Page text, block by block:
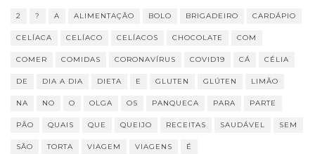
2 ? A ALIMENTAÇÃO BOLO BRIGADEIRO CARDÁPIO
CELÍACA CELÍACO CELÍACOS CHOCOLATE COM
COMER COMIDAS CORONAVÍRUS COVID19 CÁ CÉLIA
DE DIA A DIA DIETA E GLUTEN GLÚTEN LIMÃO
NA NO O OLGA OS PANQUECA PARA PARTE
PÃO QUAIS QUE QUEIJO RECEITAS SAUDÁVEL SEM
SÃO TORTA VIAGEM VIAGENS É